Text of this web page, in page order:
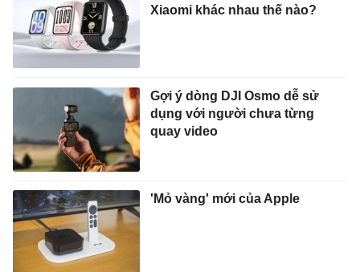
Xiaomi khác nhau thế nào?
Gợi ý dòng DJI Osmo dễ sử
dụng với người chưa từng
quay video
'Mỏ vàng' mới của Apple